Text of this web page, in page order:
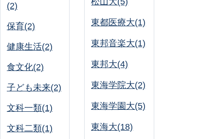
(2)
保育(2)
健康生活(2)
食文化(2)
子ども未来(2)
文科一類(1)
文科二類(1)
東都医療大(1)
東邦音楽大(1)
東邦大(4)
東海学院大(2)
東海学園大(5)
東海大(18)